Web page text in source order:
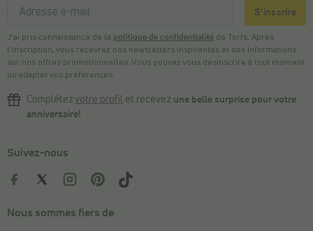
S'inscrire
J’ai pris connaissance de la politique de confidentialité de Torfs. Après
l’inscription, vous recevrez nos newsletters inspirantes et des informations
sur nos offres promotionnelles. Vous pouvez vous désinscrire à tout moment
ou adapter vos préférences.
Complétez votre profil et recevez une belle surprise pour votre
anniversaire!
Suivez-nous
Nous sommes fiers de